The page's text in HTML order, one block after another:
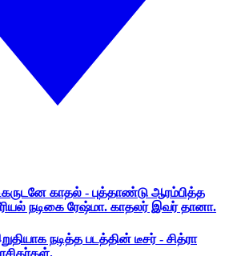
காதல் - புத்தாண்டு ஆரம்பித்த
நடிகை ரேஷ்மா. காதலர் இவர் தானா.
நடித்த படத்தின் டீசர் - சித்ரா